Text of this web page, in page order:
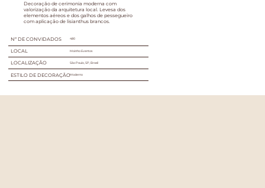
Decoração de cerimonia moderna com
valorização da arquitetura local. Levesa dos
elementos aéreos e dos galhos de pessegueiro
com aplicação de lisianthus brancos.
Nº DE CONVIDADOS
LOCAL
LOCALIZAÇÃO
ESTILO DE DECORAÇÃO
480
Moinho Eventos
São Paulo, SP, Brasil
Moderno